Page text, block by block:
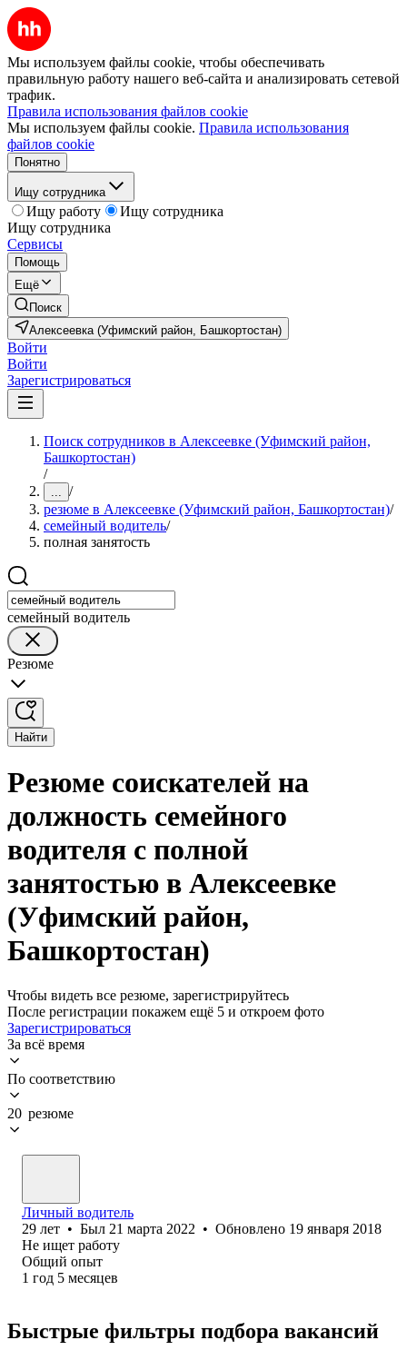
Мы используем файлы cookie, чтобы обеспечивать
правильную работу нашего веб-сайта и анализировать сетевой
трафик.
Правила использования файлов cookie
Мы используем файлы cookie. Правила использования
файлов cookie
Понятно
Ищу сотрудника
Ищу работу
Ищу сотрудника
Ищу сотрудника
Сервисы
Помощь
Ещё
Поиск
Алексеевка (Уфимский район, Башкортостан)
Войти
Войти
Зарегистрироваться
Поиск сотрудников в Алексеевке (Уфимский район,
Башкортостан)
/
... /
резюме в Алексеевке (Уфимский район, Башкортостан)/
семейный водитель/
полная занятость
семейный водитель
Резюме
Найти
Резюме соискателей на
должность семейного
водителя с полной
занятостью в Алексеевке
(Уфимский район,
Башкортостан)
Чтобы видеть все резюме, зарегистрируйтесь
После регистрации покажем ещё 5 и откроем фото
Зарегистрироваться
За всё время
По соответствию
20 резюме
Личный водитель
29 лет • Был 21 марта 2022 • Обновлено 19 января 2018
Не ищет работу
Общий опыт
1 год 5 месяцев
Быстрые фильтры подбора вакансий